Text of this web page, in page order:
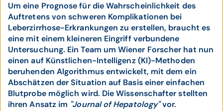
Um eine Prognose für die Wahrscheinlichkeit des
Auftretens von schweren Komplikationen bei
Leberzirrhose-Erkrankungen zu erstellen, braucht es
eine mit einem kleineren Eingriff verbundene
Untersuchung. Ein Team um Wiener Forscher hat nun
einen auf Künstlichen-Intelligenz (KI)-Methoden
beruhenden Algorithmus entwickelt, mit dem ein
Abschätzen der Situation auf Basis einer einfachen
Blutprobe möglich wird. Die Wissenschafter stellten
ihren Ansatz im "Journal of Hepatology"vor.